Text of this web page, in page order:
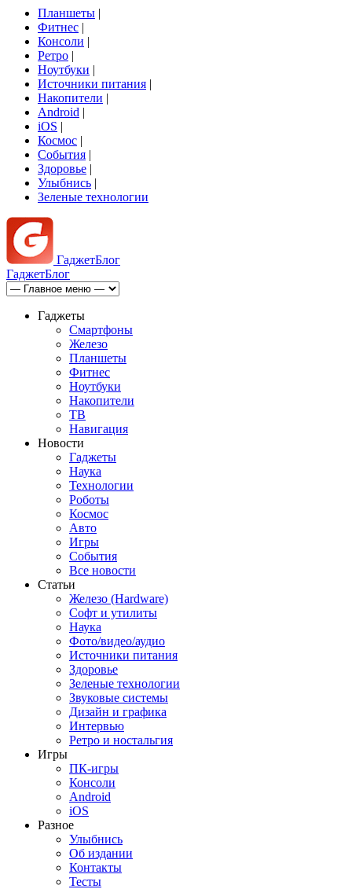
Планшеты |
Фитнес |
Консоли |
Ретро |
Ноутбуки |
Источники питания |
Накопители |
Android |
iOS |
Космос |
События |
Здоровье |
Улыбнись |
Зеленые технологии
ГаджетБлог
ГаджетБлог
Гаджеты
Смартфоны
Железо
Планшеты
Фитнес
Ноутбуки
Накопители
ТВ
Навигация
Новости
Гаджеты
Наука
Технологии
Роботы
Космос
Авто
Игры
События
Все новости
Статьи
Железо (Hardware)
Софт и утилиты
Наука
Фото/видео/аудио
Источники питания
Здоровье
Зеленые технологии
Звуковые системы
Дизайн и графика
Интервью
Ретро и ностальгия
Игры
ПК-игры
Консоли
Android
iOS
Разное
Улыбнись
Об издании
Контакты
Тесты